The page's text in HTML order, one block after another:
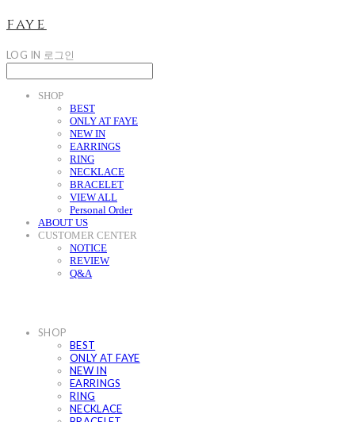
faye
LOG IN 로그인
SHOP
BEST
ONLY AT FAYE
NEW IN
EARRINGS
RING
NECKLACE
BRACELET
VIEW ALL
Personal Order
ABOUT US
CUSTOMER CENTER
NOTICE
REVIEW
Q&A
SHOP
BEST
ONLY AT FAYE
NEW IN
EARRINGS
RING
NECKLACE